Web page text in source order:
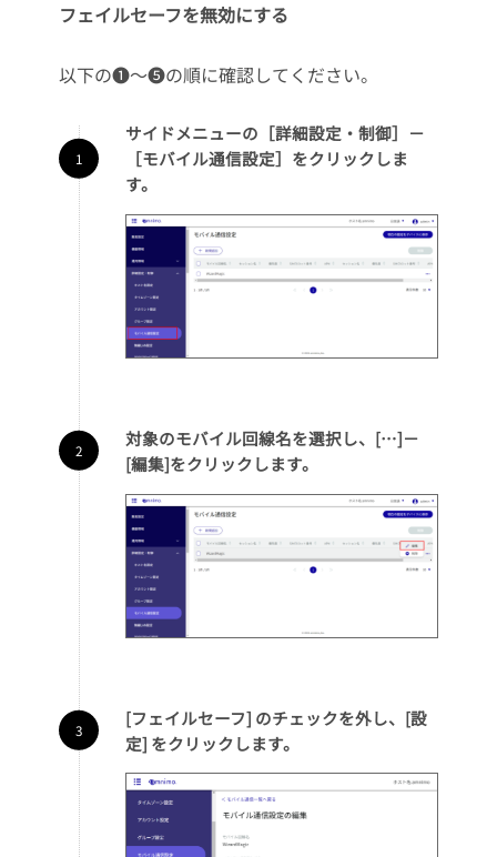
フェイルセーフを無効にする
以下の❶～❺の順に確認してください。
サイドメニューの［詳細設定・制御］－
［モバイル通信設定］をクリックしま
す。
対象のモバイル回線名を選択し、[…]－
[編集]をクリックします。
[フェイルセーフ] のチェックを外し、[設
定] をクリックします。